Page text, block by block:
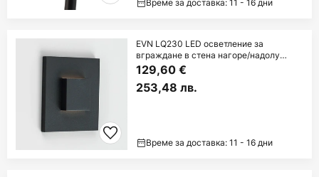
Време за доставка: 11 - 16 дни
EVN LQ230 LED осветление за
вграждане в стена нагоре/надолу
антрацит
129,60 €
253,48 лв.
Време за доставка: 11 - 16 дни